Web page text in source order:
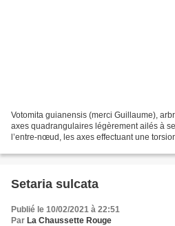
Votomita guianensis (merci Guillaume),
axes quadrangulaires légèrement ailés à
l’entre-nœud, les axes effectuant une
Setaria sulcata
Publié le 10/02/2021 à 22:51
Par La Chaussette Rouge